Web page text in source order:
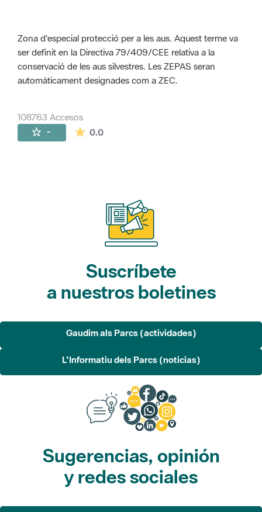
Zona d'especial protecció per a les aus. Aquest terme va
ser definit en la Directiva 79/409/CEE relativa a la
conservació de les aus silvestres. Les ZEPAS seran
automàticament designades com a ZEC.
108763 Accesos
- 0.0La valoración media es de 0 estrellas de
Suscríbete
a nuestros boletines
Gaudim als Parcs (actividades)
L'Informatiu dels Parcs (noticias)
Sugerencias, opinión
y redes sociales